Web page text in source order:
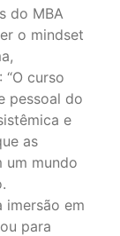
do MBA
o mindset
curso
pessoal do
e
as
um mundo
imersão em
para